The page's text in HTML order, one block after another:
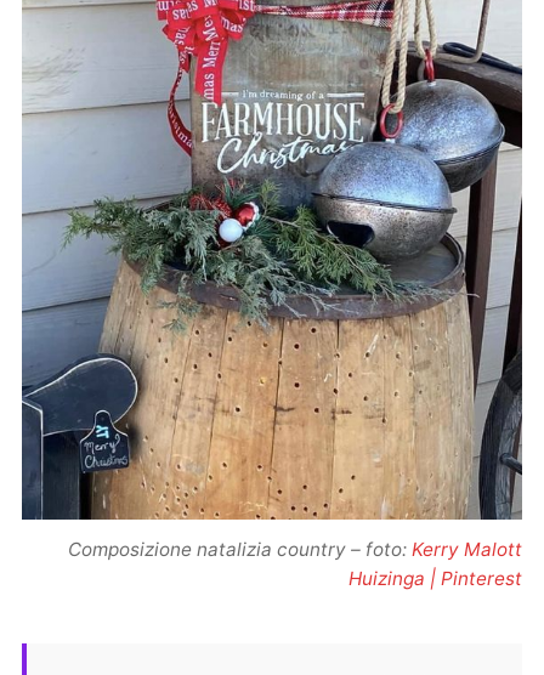
Composizione natalizia country – foto: Kerry Malott
Huizinga | Pinterest